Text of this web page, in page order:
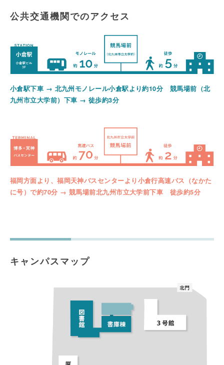
公共交通機関でのアクセス
小倉駅下車 → 北九州モノレール小倉駅より約10分 競馬場前（北
九州市立大学前）下車 → 徒歩約3分
福岡方面より、福岡天神バスセンターより小倉行高速バス（なかた
に号）で約70分 → 競馬場前北九州市立大学前下車 徒歩約5分
キャンパスマップ